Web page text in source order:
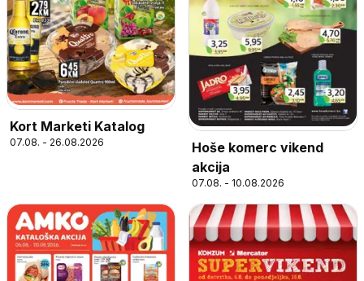
Kort Marketi Katalog
07.08. - 26.08.2026
Hoše komerc vikend
akcija
07.08. - 10.08.2026